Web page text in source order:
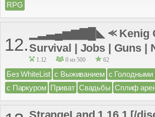
RPG
12.
▁▂▃▄▅▆▇█◣ ⪻ Kenig
Survival | Jobs | Guns |
1.12 0 из 500 62
Без WhiteList с Выживанием с Голодными
с Паркуром Приват Свадьбы Сплиф